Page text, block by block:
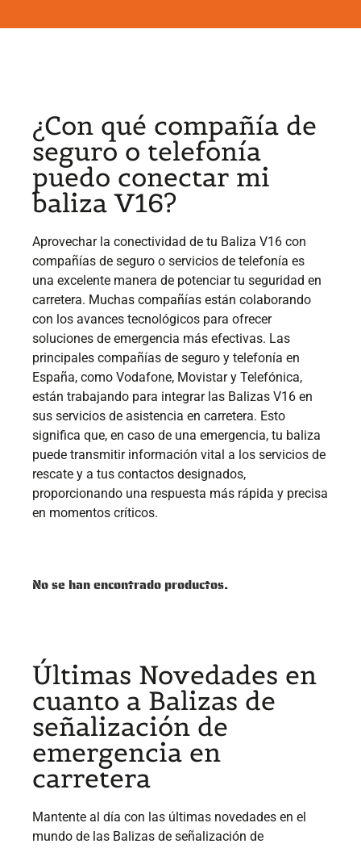
¿Con qué compañía de
seguro o telefonía
puedo conectar mi
baliza V16?
Aprovechar la conectividad de tu Baliza V16 con
compañías de seguro o servicios de telefonía es
una excelente manera de potenciar tu seguridad en
carretera. Muchas compañías están colaborando
con los avances tecnológicos para ofrecer
soluciones de emergencia más efectivas. Las
principales compañías de seguro y telefonía en
España, como Vodafone, Movistar y Telefónica,
están trabajando para integrar las Balizas V16 en
sus servicios de asistencia en carretera. Esto
significa que, en caso de una emergencia, tu baliza
puede transmitir información vital a los servicios de
rescate y a tus contactos designados,
proporcionando una respuesta más rápida y precisa
en momentos críticos.
No se han encontrado productos.
Últimas Novedades en
cuanto a Balizas de
señalización de
emergencia en
carretera
Mantente al día con las últimas novedades en el
mundo de las Balizas de señalización de